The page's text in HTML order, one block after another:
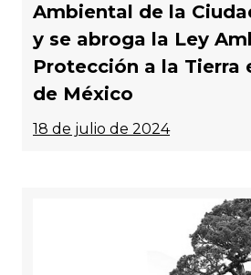
Ambiental de la
y se abroga la Ley
Protección a la Tierra
de México
18 de julio de 2024